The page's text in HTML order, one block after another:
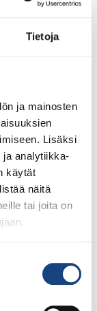
Tietoja
ja mainosten
Lisäksi
ja analytiikka-
käytät
näitä
tai joita on
kaudelle
kauden